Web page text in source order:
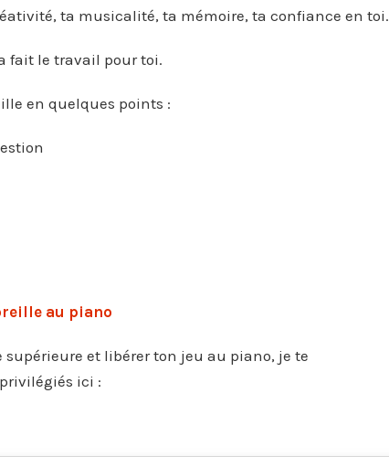
ta musicalité, ta mémoire, ta confiance en toi.
fait le travail pour toi.
en quelques points :
au piano
et libérer ton jeu au piano, je te
ici :